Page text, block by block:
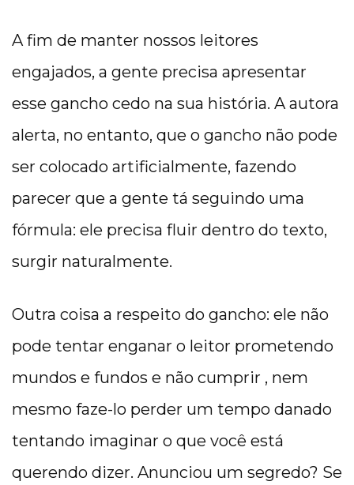
A fim de manter nossos leitores
engajados, a gente precisa apresentar
esse gancho cedo na sua história. A autora
alerta, no entanto, que o gancho não pode
ser colocado artificialmente, fazendo
parecer que a gente tá seguindo uma
fórmula: ele precisa fluir dentro do texto,
surgir naturalmente.
Outra coisa a respeito do gancho: ele não
pode tentar enganar o leitor prometendo
mundos e fundos e não cumprir , nem
mesmo faze-lo perder um tempo danado
tentando imaginar o que você está
querendo dizer. Anunciou um segredo? Se